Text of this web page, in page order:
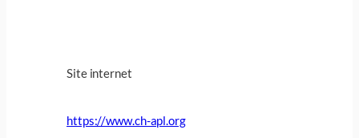
Site internet
https://www.ch-apl.org